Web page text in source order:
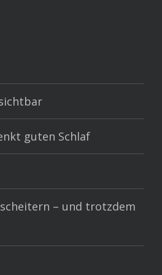
guten Schlaf
– und trotzdem